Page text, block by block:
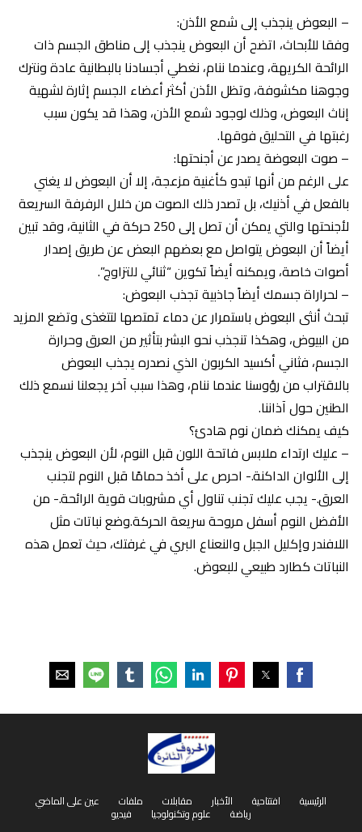
– البعوض ينجذب إلى شمع الأذن:
وفقا للأبحاث، اتضح أن البعوض ينجذب إلى مناطق الجسم ذات
الرائحة الكريهة، وعندما ننام، نغطي أجسادنا بالبطانية عادة ونترك
وجوهنا مكشوفة، وتظل الأذن أكثر أعضاء الجسم إثارة لشهية
إناث البعوض، وذلك لوجود شمع الأذن، وهذا قد يكون سبب
رغبتها في التحليق فوقها.
– صوت البعوضة يصدر عن أجنحتها:
على الرغم من أنها تبدو كأغنية مزعجة، إلا أن البعوض لا يغني
بالفعل في أذنيك، بل تصدر ذلك الصوت من خلال الرفرفة السريعة
لأجنحتها والتي يمكن أن تصل إلى 250 حركة في الثانية، وقد تبين
أيضاً أن البعوض يتواصل مع بعضهم البعض عن طريق إصدار
أصوات خاصة، ويمكنه أيضاً تكوين “ثنائي للتزاوج”.
– لحراراة جسمك أيضاً جاذبية تجذب البعوض:
تبحث أنثى البعوض باستمرار عن دماء تمتصها لتتغذى وتضع المزيد
من البيوض، وهكذا تنجذب نحو البشر بتأثير من العرق وحرارة
الجسم، فثاني أكسيد الكربون الذي نصدره يجذب البعوض
بالاقتراب من رؤوسنا عندما ننام، وهذا سبب آخر يجعلنا نسمع ذلك
الطنين حول آذاننا.
كيف يمكنك ضمان نوم هادئ؟
– عليك ارتداء ملابس فاتحة اللون قبل النوم، لأن البعوض ينجذب
إلى الألوان الداكنة.- احرص على أخذ حمامًا قبل النوم لتجنب
العرق.- يجب عليك تجنب تناول أي مشروبات قوية الرائحة.- من
الأفضل النوم أسفل مروحة سريعة الحركة.وضع نباتات مثل
اللافندر وإكليل الجبل والنعناع البري في غرفتك، حيث تعمل هذه
النباتات كطارد طبيعي للبعوض.
الرئيسية افتتاحية الأخبار مقابلات ملفات عين على الماضي
رياضة علوم وتكنولوجيا فيديو